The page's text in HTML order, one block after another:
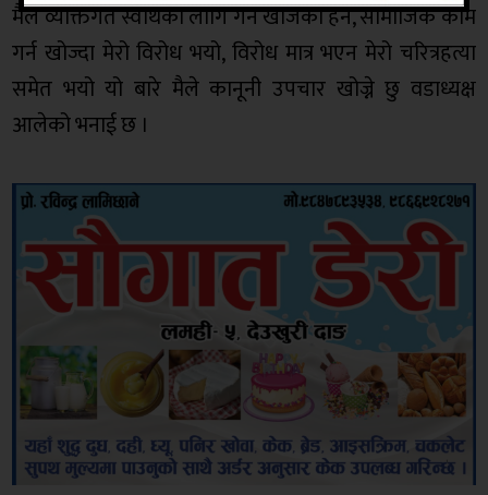
मैले व्यक्तिगत स्वार्थका लागि गर्न खोजेको हैन, सामाजिक काम
गर्न खोज्दा मेरो विरोध भयो, विरोध मात्र भएन मेरो चरित्रहत्या
समेत भयो यो बारे मैले कानूनी उपचार खोज्ने छु वडाध्यक्ष
आलेको भनाई छ ।